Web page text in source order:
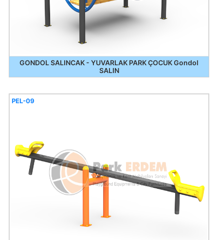
GONDOL SALINCAK - YUVARLAK PARK ÇOCUK Gondol
SALIN
PEL-09